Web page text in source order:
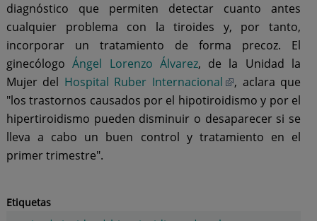
diagnóstico que permiten detectar cuanto antes
cualquier problema con la tiroides y, por tanto,
incorporar un tratamiento de forma precoz. El
ginecólogoÁngel Lorenzo Álvarez, de la Unidad la
Mujer del Hospital Ruber Internacional
, aclara que
"los trastornos causados por el hipotiroidismo y por el
hipertiroidismo pueden disminuir o desaparecer si se
lleva a cabo un buen control y tratamiento en el
primer trimestre".
Etiquetas